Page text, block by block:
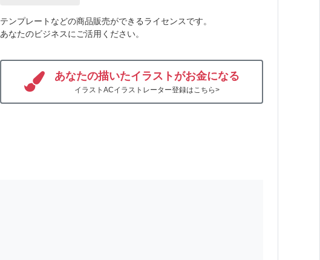
テンプレートなどの商品販売ができるライセンスです。
あなたのビジネスにご活用ください。
あなたの描いたイラストがお金になる
イラストACイラストレーター登録はこちら>